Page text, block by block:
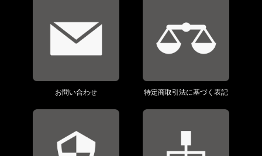
お問い合わせ 特定商取引法に基づく表記